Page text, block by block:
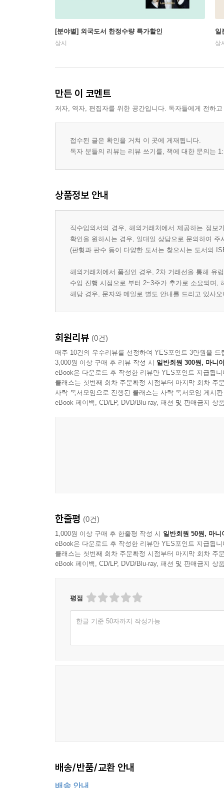
[분야별] 외국도서 한정수량 특가할인
상시
일
상
만든 이 코멘트
저자, 역자, 편집자를 위한 공간입니다. 독자들에게 전하
접수된 글은 확인을 거쳐 이 곳에 게재됩니다.
독자 분들의 리뷰는 리뷰 쓰기를, 책에 대한 문의는
상품정보 안내
직수입외서의 경우, 해외거래처에서 제공하는 정
확인을 원하시는 경우, 일대일 상담으로 문의하여 주
(판형과 판수 등이 다양한 도서는 찾으시는 도서의
해외거래처에서 품절인 경우, 2차 거래선을 통해 유
수입 진행 시점으로 부터 2~3주가 추가로 소요되며,
해당 경우, 문자와 메일로 별도 안내를 드리고 있사
회원리뷰 (0건)
매주 10건의 우수리뷰를 선정하여 YES포인트 3만원을 드
3,000원 이상 구매 후 리뷰 작성 시 일반회원 300원, 마니
eBook은 다운로드 후 작성한 리뷰만 YES포인트 지급됩니
클래스는 첫번째 회차 주문확정 시점부터 마지막 회차 주
사락 독서모임으로 진행된 클래스는 사락 독서모임 게시
eBook 페이백, CD/LP, DVD/Blu-ray, 패션 및 판매금지 상
한줄평 (0건)
1,000원 이상 구매 후 한줄평 작성 시 일반회원 50원, 마니
eBook은 다운로드 후 작성한 리뷰만 YES포인트 지급됩니
클래스는 첫번째 회차 주문확정 시점부터 마지막 회차 주
eBook 페이백, CD/LP, DVD/Blu-ray, 패션 및 판매금지 상
평점
한글 기준 50자까지 작성가능
배송/반품/교환 안내
배송 안내